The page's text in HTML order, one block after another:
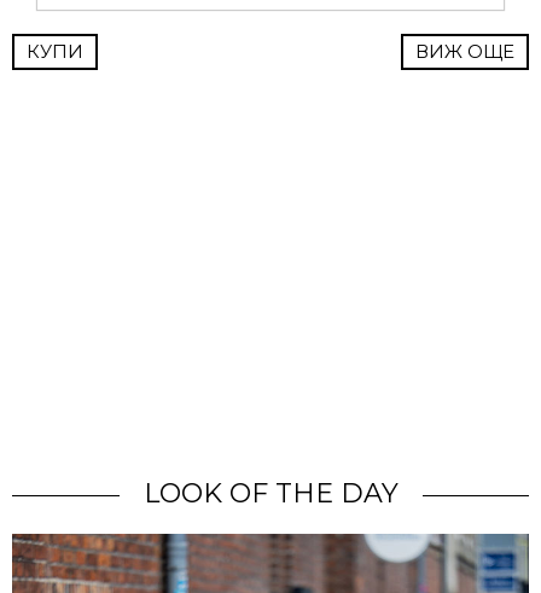
КУПИ ВИЖ ОЩЕ
LOOK OF THE DAY